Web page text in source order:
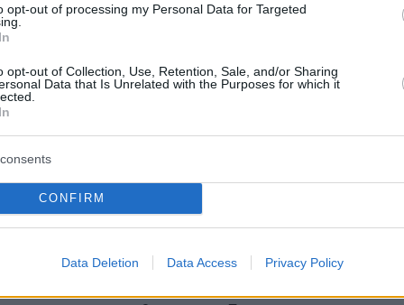
opt-out of processing my Personal Data for Targeted
opt-out of Collection, Use, Retention, Sale, and/or Sharing
Data that Is Unrelated with the Purposes for which it
CONFIRM
Data Deletion Data Access Privacy Policy
(@Matt_LeBlanc) November 10, 2017
ότι ο πατέρας του ισχυρίζεται πως ο
κατέστρεψε οικονομικά και ψυχολογικά, ενώ
να επιβιώσει χωρίς τις λιγοστές
της ιστορίας.